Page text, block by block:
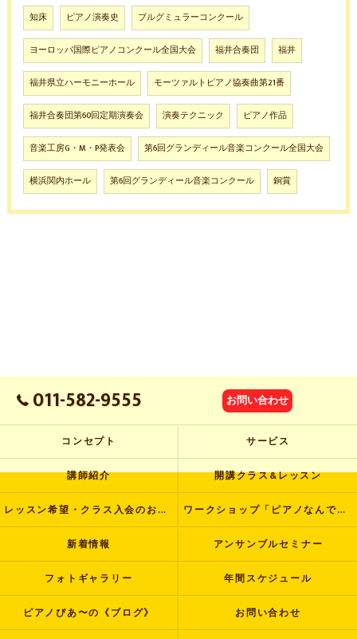
知床 ピアノ演奏史 ブルグミュラーコンクール
ヨーロッパ国際ピアノコンクール全国大会 福井合奏団 福井
福井県立ハーモニーホール モーツァルトピアノ協奏曲第21番
福井合奏団第60回定期演奏会 演奏テクニック ピアノ作品
音楽工房G・M・P発表会 第6回グランディール音楽コンクール全国大会
横浜関内ホール 第6回グランディール音楽コンクール 銅賞
011-582-9555 お問い合わせ
コンセプト サービス
講師紹介 開講クラス&レッスン
レッスン希望・クラス入会のお申し込み ワークショップ「ピアノなんでも塾」
新着情報 アンサンブルセミナー
フォトギャラリー 年間スケジュール
ピアノぴあ〜の《ブログ》 お問い合わせ